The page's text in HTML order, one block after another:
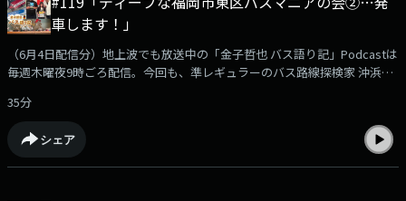
車します！」
（6月4日配信分）地上波でも放送中の「金子哲也 バス語り記」Podcastは
毎週木曜夜9時ごろ配信。今回も、準レギュラーのバス路線探検家 沖浜貴
にトークしています。Podcast限定のおまけ企画「バス停探検隊」もあり
ます！podcast版のバス語り記もお楽しみください！【出演】金子哲也
（KBCラジオディレクター）沖浜貴彦さん（バス路線探検家）平城勝太さ
ん（ひらぎさんのおいも 代表）水谷青葉さん
35分
シェア